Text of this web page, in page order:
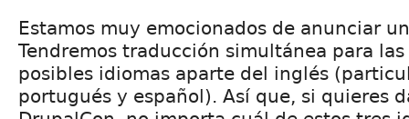
Estamos muy emocionados de anunciar
Tendremos traducción simultánea para
posibles idiomas aparte del inglés
portugués y español). Así que, si quieres